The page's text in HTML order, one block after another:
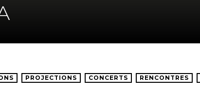
PROJECTIONS CONCERTS RENCONTRES